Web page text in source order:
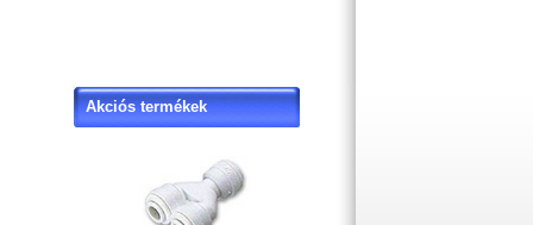
Akciós termékek